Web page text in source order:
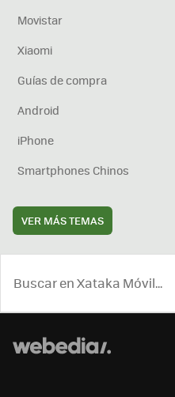
Movistar
Xiaomi
Guías de compra
Android
iPhone
Smartphones Chinos
VER MÁS TEMAS